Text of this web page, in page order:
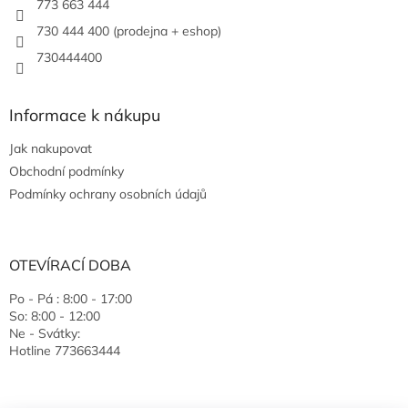
773 663 444
730 444 400 (prodejna + eshop)
730444400
Informace k nákupu
Jak nakupovat
Obchodní podmínky
Podmínky ochrany osobních údajů
OTEVÍRACÍ DOBA
Po - Pá : 8:00 - 17:00
So: 8:00 - 12:00
Ne - Svátky:
Hotline 773663444